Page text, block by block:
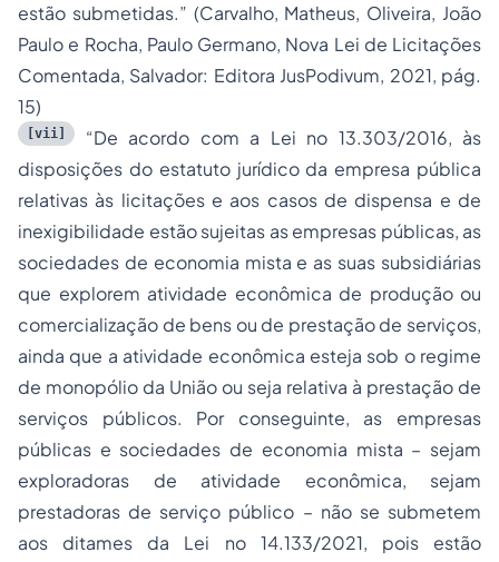
estão submetidas.” (Carvalho, Matheus, Oliveira, João
Paulo e Rocha, Paulo Germano, Nova Lei de Licitações
Comentada, Salvador: Editora JusPodivum, 2021, pág.
15)
[vii]
“De acordo com a Lei no 13.303/2016, às
disposições do estatuto jurídico da empresa pública
relativas às licitações e aos casos de dispensa e de
inexigibilidade estão sujeitas as empresas públicas, as
sociedades de economia mista e as suas subsidiárias
que explorem atividade econômica de produção ou
comercialização de bens ou de prestação de serviços,
ainda que a atividade econômica esteja sob o regime
de monopólio da União ou seja relativa à prestação de
serviços públicos. Por conseguinte, as empresas
públicas e sociedades de economia mista – sejam
exploradoras de atividade econômica, sejam
prestadoras de serviço público – não se submetem
aos ditames da Lei no 14.133/2021, pois estão